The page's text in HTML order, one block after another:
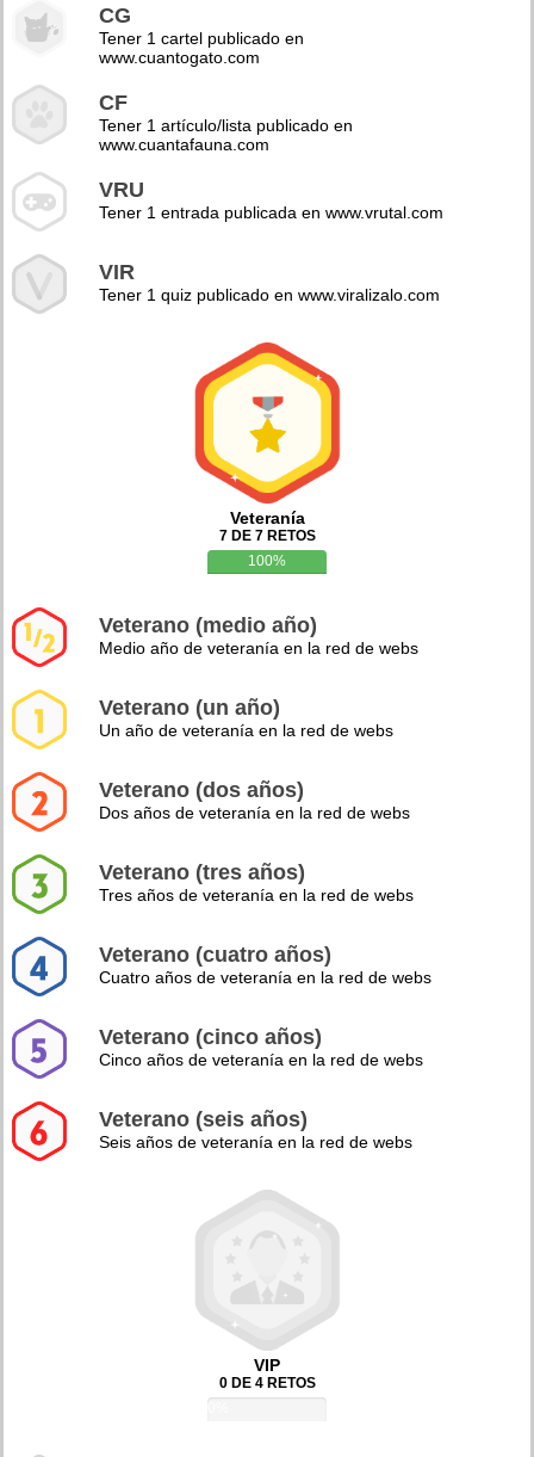
CG
Tener 1 cartel publicado en
www.cuantogato.com
CF
Tener 1 artículo/lista publicado en
www.cuantafauna.com
VRU
Tener 1 entrada publicada en www.vrutal.com
VIR
Tener 1 quiz publicado en www.viralizalo.com
Veteranía
7 DE 7 RETOS
100%
Veterano (medio año)
Medio año de veteranía en la red de webs
Veterano (un año)
Un año de veteranía en la red de webs
Veterano (dos años)
Dos años de veteranía en la red de webs
Veterano (tres años)
Tres años de veteranía en la red de webs
Veterano (cuatro años)
Cuatro años de veteranía en la red de webs
Veterano (cinco años)
Cinco años de veteranía en la red de webs
Veterano (seis años)
Seis años de veteranía en la red de webs
VIP
0 DE 4 RETOS